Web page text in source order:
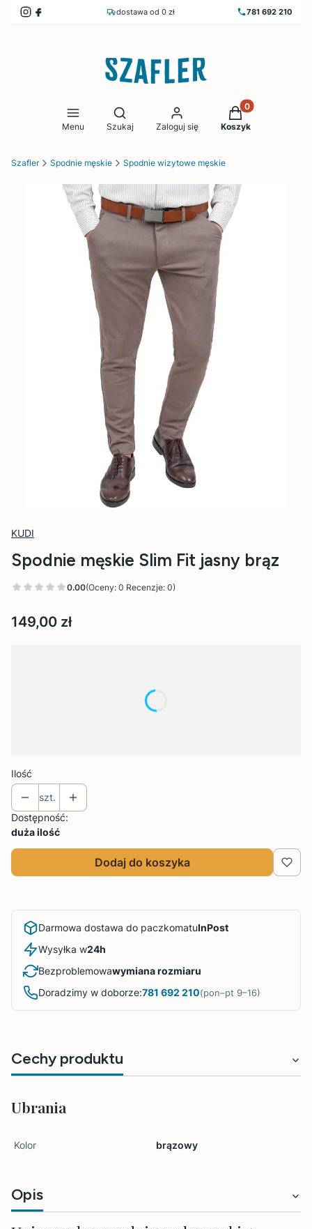
dostawa od 0 zł 781 692 210
Menu
Otwórz wyszukiwarkę
Szukaj Zaloguj się
Produkty w
Koszyk
Szafler Spodnie męskie Spodnie wizytowe męskie
KUDI
Spodnie męskie Slim Fit jasny brąz
0.00(Oceny: 0 Recenzje: 0)
Cena
149,00 zł
Ilość
szt.
Dostępność:
duża ilość
Dodaj do koszyka
Darmowa dostawa do paczkomatuInPost
Wysyłka w24h
Bezproblemowawymiana rozmiaru
Doradzimy w doborze:781 692 210(pon–pt 9–16)
Cechy produktu
Ubrania
Kolor brązowy
Opis